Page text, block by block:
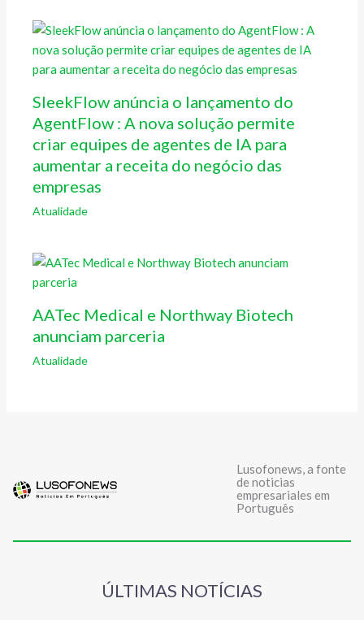
SleekFlow anúncia o lançamento do
AgentFlow : A nova solução permite
criar equipes de agentes de IA para
aumentar a receita do negócio das
empresas
Atualidade
AATec Medical e Northway Biotech
anunciam parceria
Atualidade
Lusofonews, a fonte
de noticias
empresariales em
Português
ÚLTIMAS NOTÍCIAS